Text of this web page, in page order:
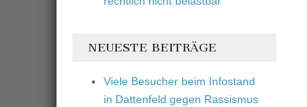
NEUESTE BEITRÄGE
Viele Besucher beim Infostand
in Dattenfeld gegen Rassismus